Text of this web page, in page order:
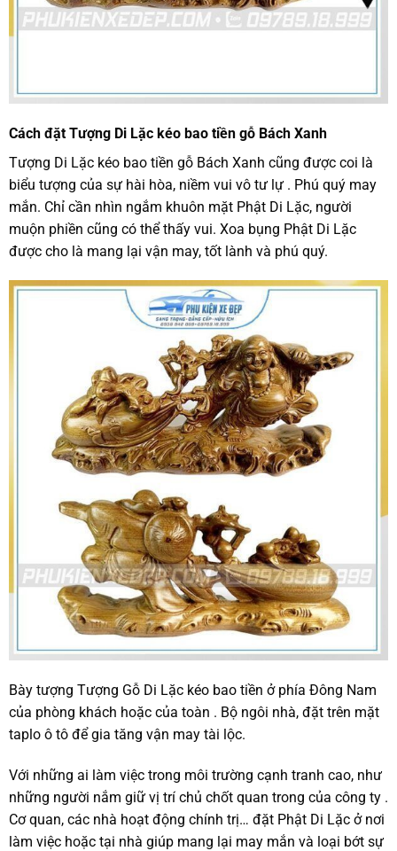
Cách đặt Tượng Di Lặc kéo bao tiền gỗ Bách Xanh
Tượng Di Lặc kéo bao tiền gỗ Bách Xanh cũng được coi là
biểu tượng của sự hài hòa, niềm vui vô tư lự . Phú quý may
mắn. Chỉ cần nhìn ngắm khuôn mặt Phật Di Lặc, người
muộn phiền cũng có thể thấy vui. Xoa bụng Phật Di Lặc
được cho là mang lại vận may, tốt lành và phú quý.
Bày tượng Tượng Gỗ Di Lặc kéo bao tiền ở phía Đông Nam
của phòng khách hoặc của toàn . Bộ ngôi nhà, đặt trên mặt
taplo ô tô để gia tăng vận may tài lộc.
Với những ai làm việc trong môi trường cạnh tranh cao, như
những người nắm giữ vị trí chủ chốt quan trong của công ty .
Cơ quan, các nhà hoạt động chính trị… đặt Phật Di Lặc ở nơi
làm việc hoặc tại nhà giúp mang lại may mắn và loại bớt sự